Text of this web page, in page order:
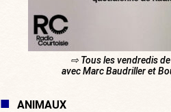
⇨ Tous les vendredis
avec Marc Baudriller et
ANIMAUX